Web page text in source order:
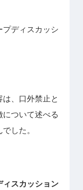
ディスカッシ
、口外禁止と
ついて述べる
した。
ィスカッション